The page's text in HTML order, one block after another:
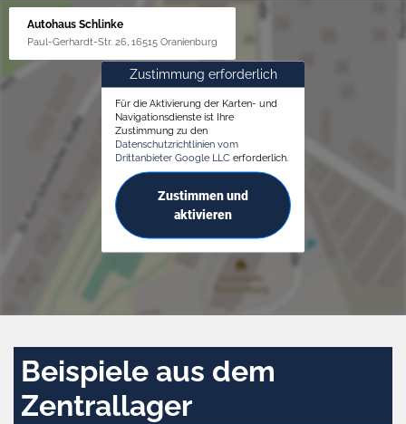
Autohaus Schlinke
Paul-Gerhardt-Str. 26, 16515 Oranienburg
Zustimmung erforderlich
Für die Aktivierung der Karten- und
Navigationsdienste ist Ihre
Zustimmung zu den
Datenschutzrichtlinien vom
Drittanbieter Google LLC erforderlich.
Zustimmen und
aktivieren
Beispiele aus dem
Zentrallager